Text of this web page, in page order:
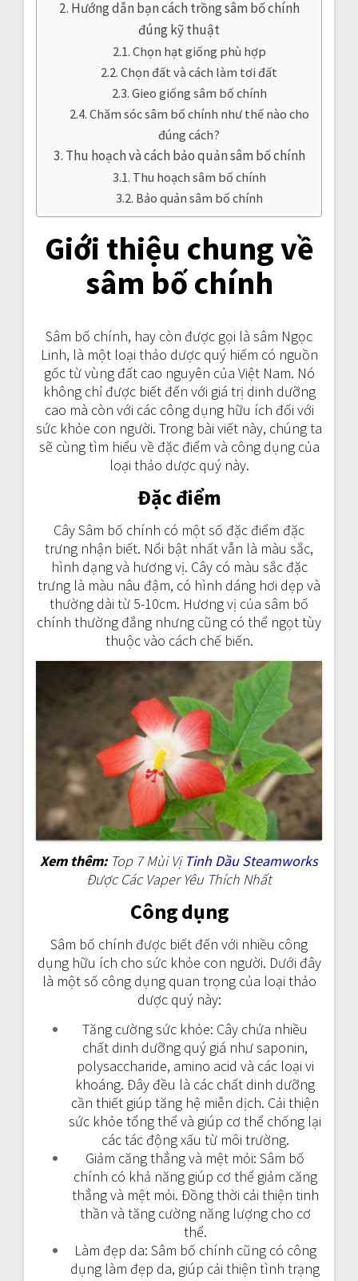
Hướng dẫn bạn cách trồng sâm bố chính
đúng kỹ thuật
Chọn hạt giống phù hợp
Chọn đất và cách làm tơi đất
Gieo giống sâm bố chính
Chăm sóc sâm bố chính như thế nào cho
đúng cách?
Thu hoạch và cách bảo quản sâm bố chính
Thu hoạch sâm bố chính
Bảo quản sâm bố chính
Giới thiệu chung về
sâm bố chính
Sâm bố chính, hay còn được gọi là sâm Ngọc
Linh, là một loại thảo dược quý hiếm có nguồn
gốc từ vùng đất cao nguyên của Việt Nam. Nó
không chỉ được biết đến với giá trị dinh dưỡng
cao mà còn với các công dụng hữu ích đối với
sức khỏe con người. Trong bài viết này, chúng ta
sẽ cùng tìm hiểu về đặc điểm và công dụng của
loại thảo dược quý này.
Đặc điểm
Cây Sâm bố chính có một số đặc điểm đặc
trưng nhận biết. Nổi bật nhất vẫn là màu sắc,
hình dạng và hương vị. Cây có màu sắc đặc
trưng là màu nâu đậm, có hình dáng hơi dẹp và
thường dài từ 5-10cm. Hương vị của sâm bố
chính thường đắng nhưng cũng có thể ngọt tùy
thuộc vào cách chế biến.
Xem thêm:Top 7 Mùi Vị Tinh Dầu Steamworks
Được Các Vaper Yêu Thích Nhất
Công dụng
Sâm bố chính được biết đến với nhiều công
dụng hữu ích cho sức khỏe con người. Dưới đây
là một số công dụng quan trọng của loại thảo
dược quý này:
Tăng cường sức khỏe: Cây chứa nhiều
chất dinh dưỡng quý giá như saponin,
polysaccharide, amino acid và các loại vi
khoáng. Đây đều là các chất dinh dưỡng
cần thiết giúp tăng hệ miễn dịch. Cải thiện
sức khỏe tổng thể và giúp cơ thể chống lại
các tác động xấu từ môi trường.
Giảm căng thẳng và mệt mỏi: Sâm bố
chính có khả năng giúp cơ thể giảm căng
thẳng và mệt mỏi. Đồng thời cải thiện tinh
thần và tăng cường năng lượng cho cơ
thể.
Làm đẹp da: Sâm bố chính cũng có công
dụng làm đẹp da, giúp cải thiện tình trạng